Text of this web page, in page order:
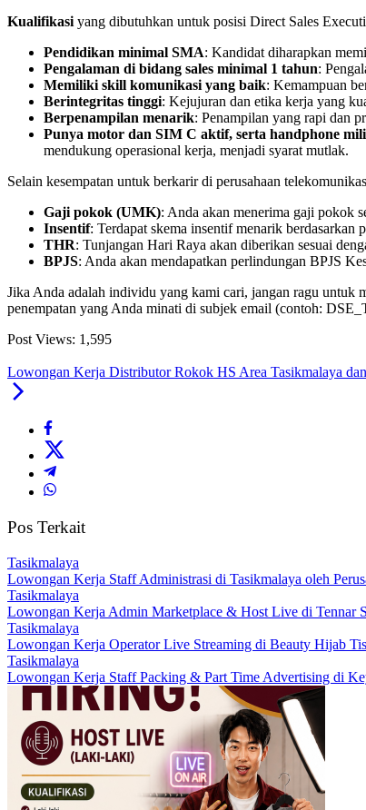
Kualifikasi yang dibutuhkan untuk posisi Direct Sales
Pendidikan minimal SMA: Kandidat diharapkan
Pengalaman di bidang sales minimal 1 tahun:
Memiliki skill komunikasi yang baik: Kemampuan
Berintegritas tinggi: Kejujuran dan etika kerja yang
Berpenampilan menarik: Penampilan yang rapi dan
Punya motor dan SIM C aktif, serta handphone
mendukung operasional kerja, menjadi syarat mutlak.
Selain kesempatan untuk berkarir di perusahaan
Gaji pokok (UMK): Anda akan menerima gaji pokok
Insentif: Terdapat skema insentif menarik berdasarkan
THR: Tunjangan Hari Raya akan diberikan sesuai
BPJS: Anda akan mendapatkan perlindungan BPJS
Jika Anda adalah individu yang kami cari, jangan ragu untuk
penempatan yang Anda minati di subjek email (contoh:
Post Views: 1,595
Lowongan Kerja Distributor Rokok HS Area Tasikmalaya
Pos Terkait
Tasikmalaya
Lowongan Kerja Staff Administrasi di Tasikmalaya oleh
Tasikmalaya
Lowongan Kerja Admin Marketplace & Host Live di Tennar
Tasikmalaya
Lowongan Kerja Operator Live Streaming di Beauty Hijab
Tasikmalaya
Lowongan Kerja Staff Packing & Part Time Advertising di